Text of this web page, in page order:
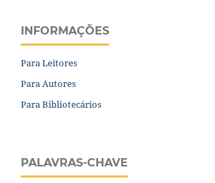
INFORMAÇÕES
Para Leitores
Para Autores
Para Bibliotecários
PALAVRAS-CHAVE